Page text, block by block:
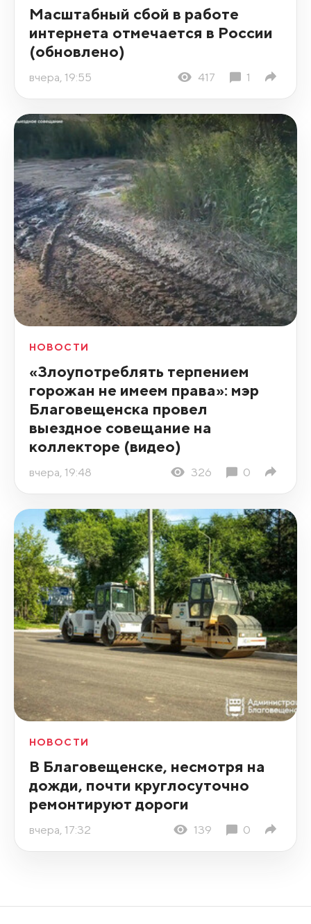
Масштабный сбой в работе
интернета отмечается в России
(обновлено)
вчера, 19:55 417 1
НОВОСТИ
«Злоупотреблять терпением
горожан не имеем права»: мэр
Благовещенска провел
выездное совещание на
коллекторе (видео)
вчера, 19:48 326 0
НОВОСТИ
В Благовещенске, несмотря на
дожди, почти круглосуточно
ремонтируют дороги
вчера, 17:32 139 0